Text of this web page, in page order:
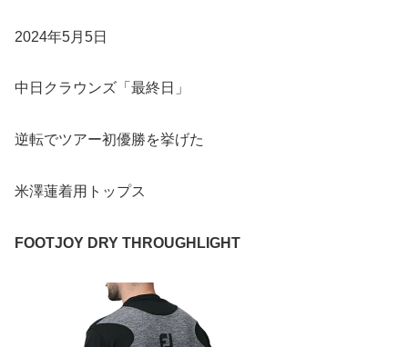
2024年5月5日
中日クラウンズ「最終日」
逆転でツアー初優勝を挙げた
米澤蓮着用トップス
FOOTJOY DRY THROUGHLIGHT